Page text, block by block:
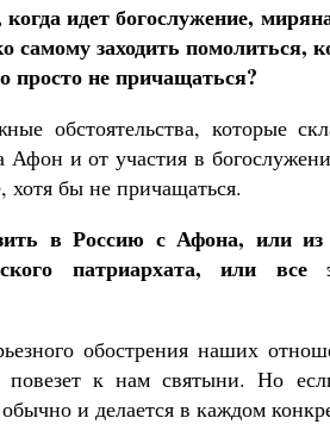
идет богослужение,
заходить помолиться,
просто не причащаться?
обстоятельства, которые
Афон и от участия в
хотя бы не причащаться.
в Россию с Афона, или
патриархата, или
обострения наших
повезет к нам святыни. Но
и делается в каждом